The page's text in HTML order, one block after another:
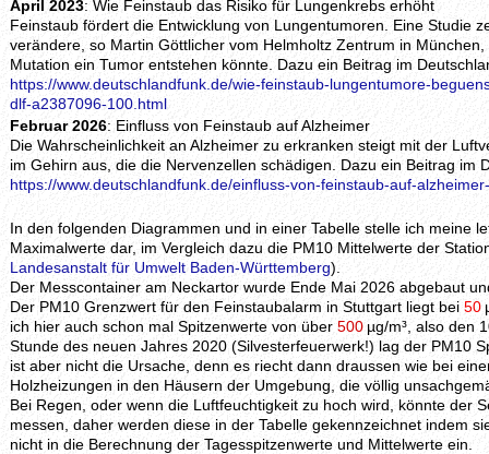
April 2023: Wie Feinstaub das Risiko für Lungenkrebs erhöht
Feinstaub fördert die Entwicklung von Lungentumoren. Eine Studie
verändere, so Martin Göttlicher vom Helmholtz Zentrum in
Mutation ein Tumor entstehen könnte. Dazu ein Beitrag im
https://www.deutschlandfunk.de/wie-feinstaub-lungentumore-
dlf-a2387096-100.html
Februar 2026: Einfluss von Feinstaub auf Alzheimer
Die Wahrscheinlichkeit an Alzheimer zu erkranken steigt mit der
im Gehirn aus, die die Nervenzellen schädigen. Dazu ein Beitrag im
https://www.deutschlandfunk.de/einfluss-von-feinstaub-auf-
In den folgenden Diagrammen und in einer Tabelle stelle ich meine
Maximalwerte dar, im Vergleich dazu die PM10 Mittelwerte der
Landesanstalt für Umwelt Baden-Württemberg).
Der Messcontainer am Neckartor wurde Ende Mai 2026 abgebaut
Der PM10 Grenzwert für den Feinstaubalarm in Stuttgart liegt bei 50
ich hier auch schon mal Spitzenwerte von über 500 µg/m³, also den
Stunde des neuen Jahres 2020 (Silvesterfeuerwerk!) lag der PM10
ist aber nicht die Ursache, denn es riecht dann draussen wie bei
Holzheizungen in den Häusern der Umgebung, die völlig
Bei Regen, oder wenn die Luftfeuchtigkeit zu hoch wird, könnte der
messen, daher werden diese in der Tabelle gekennzeichnet indem
nicht in die Berechnung der Tagesspitzenwerte und Mittelwerte ein.